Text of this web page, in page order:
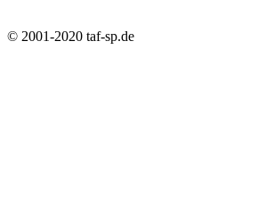
© 2001-2020 taf-sp.de